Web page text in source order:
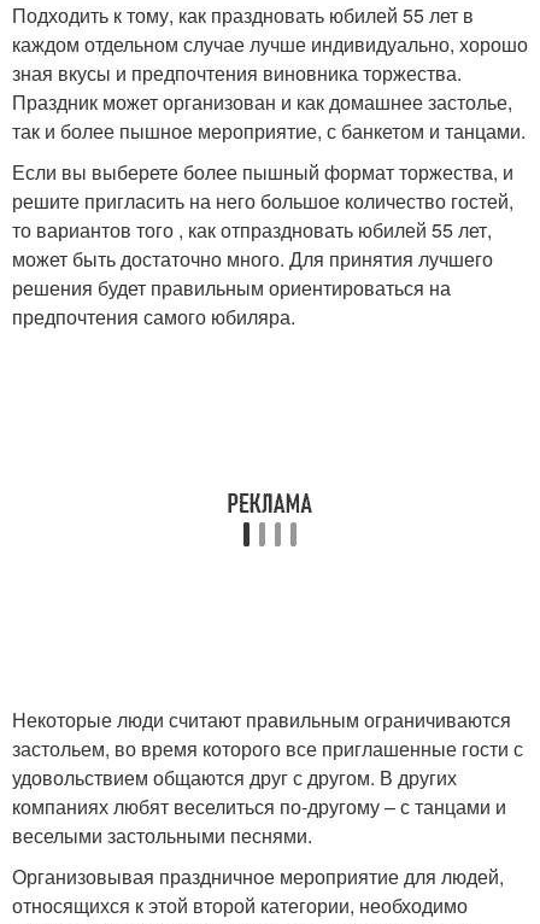
Подходить к тому, как праздновать юбилей 55 лет в
каждом отдельном случае лучше индивидуально, хорошо
зная вкусы и предпочтения виновника торжества.
Праздник может организован и как домашнее застолье,
так и более пышное мероприятие, с банкетом и танцами.
Если вы выберете более пышный формат торжества, и
решите пригласить на него большое количество гостей,
то вариантов того , как отпраздновать юбилей 55 лет,
может быть достаточно много. Для принятия лучшего
решения будет правильным ориентироваться на
предпочтения самого юбиляра.
Некоторые люди считают правильным ограничиваются
застольем, во время которого все приглашенные гости с
удовольствием общаются друг с другом. В других
компаниях любят веселиться по-другому – с танцами и
веселыми застольными песнями.
Организовывая праздничное мероприятие для людей,
относящихся к этой второй категории, необходимо